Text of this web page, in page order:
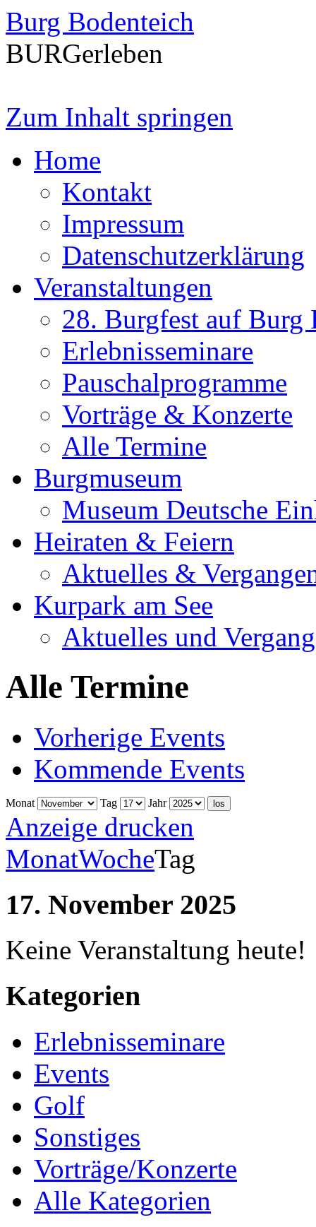
Burg Bodenteich
BURGerleben
Zum Inhalt springen
Home
Kontakt
Impressum
Datenschutzerklärung
Veranstaltungen
28. Burgfest auf Burg
Erlebnisseminare
Pauschalprogramme
Vorträge & Konzerte
Alle Termine
Burgmuseum
Museum Deutsche
Heiraten & Feiern
Aktuelles &
Kurpark am See
Aktuelles und
Alle Termine
Vorherige Events
Kommende Events
Monat Tag Jahr
Anzeige drucken
MonatWocheTag
17. November 2025
Keine Veranstaltung heute!
Kategorien
Erlebnisseminare
Events
Golf
Sonstiges
Vorträge/Konzerte
Alle Kategorien